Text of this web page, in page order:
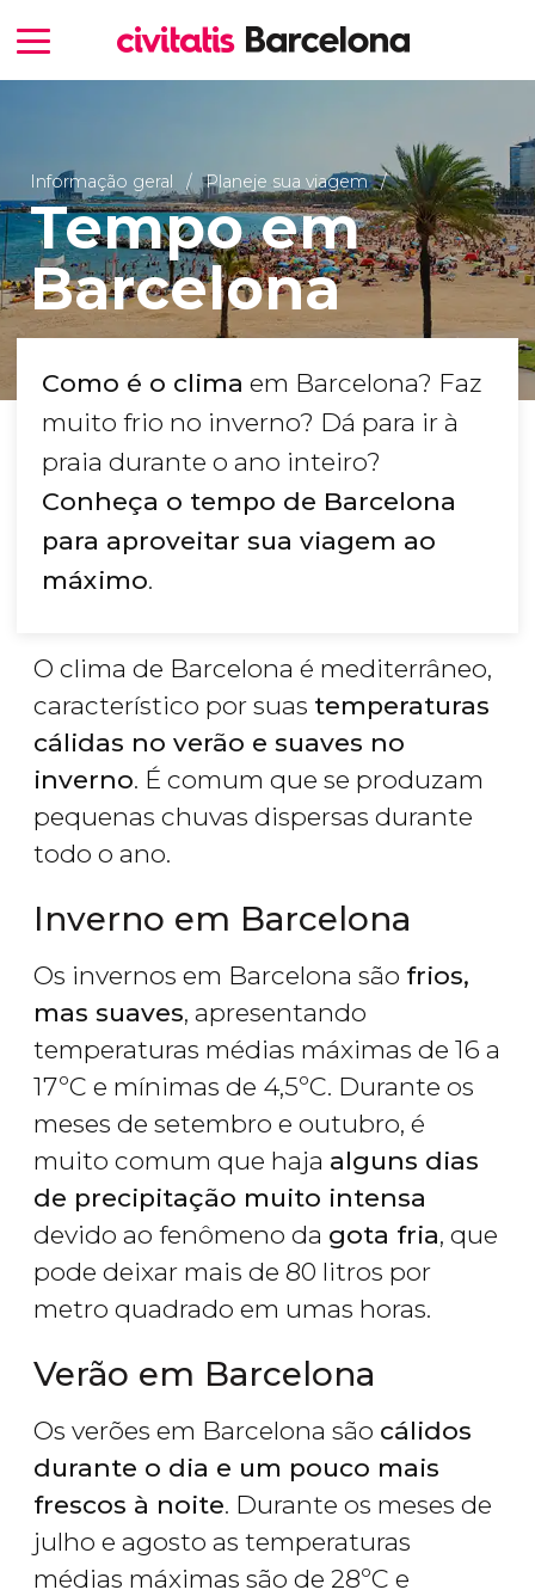
Informação geral Planeje sua viagem
Tempo em
Barcelona
Como é o clima em Barcelona? Faz
muito frio no inverno? Dá para ir à
praia durante o ano inteiro?
Conheça o tempo de Barcelona
para aproveitar sua viagem ao
máximo.
O clima de Barcelona é mediterrâneo,
característico por suas temperaturas
cálidas no verão e suaves no
inverno. É comum que se produzam
pequenas chuvas dispersas durante
todo o ano.
Inverno em Barcelona
Os invernos em Barcelona são frios,
mas suaves, apresentando
temperaturas médias máximas de 16 a
17ºC e mínimas de 4,5ºC. Durante os
meses de setembro e outubro, é
muito comum que haja alguns dias
de precipitação muito intensa
devido ao fenômeno da gota fria, que
pode deixar mais de 80 litros por
metro quadrado em umas horas.
Verão em Barcelona
Os verões em Barcelona são cálidos
durante o dia e um pouco mais
frescos à noite. Durante os meses de
julho e agosto as temperaturas
médias máximas são de 28ºC e